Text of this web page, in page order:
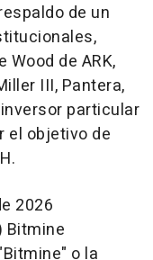
de un
de ARK,
III, Pantera,
inversor particular
el objetivo de
2026
Bitmine
o la